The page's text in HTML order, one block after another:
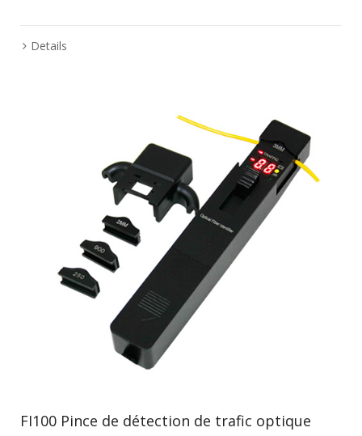
Details
FI100 Pince de détection de trafic optique